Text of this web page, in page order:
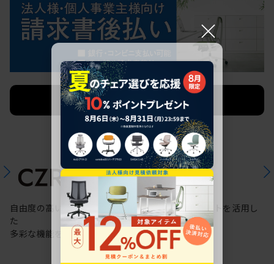
法人限定 お見積り
ご希望に応じて承ります。
自由度の高いケーブリング機能と配線ダクトスリットを活用し
た
多彩な機能を備えた次世代のスタンダードデスク
×